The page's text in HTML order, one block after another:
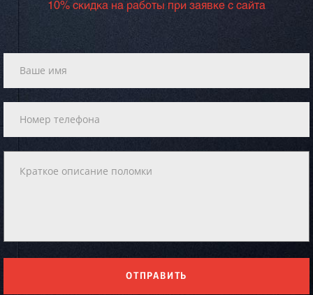
10% скидка на работы при заявке с сайта
ОТПРАВИТЬ